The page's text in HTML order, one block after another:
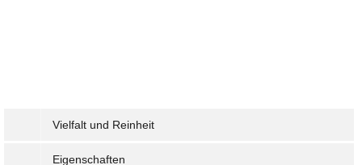
Vielfalt und Reinheit
Eigenschaften